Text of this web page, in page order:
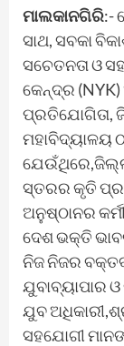
ମାଲକାନଗିରି:-
ସାଥ, ସବକା
ସଚେତନତା ଓ
କେନ୍ଦ୍ର
ପ୍ରତିଯୋଗିତା,
ମହାବିଦ୍ୟାଳୟ
ସ୍ତରର କୃତି
ଅନୁଷ୍ଠାନର
ଦେଶ ଭକ୍ତି
ନିଜ ନିଜର
ଯୁବାବ୍ୟାପାର
ଯୁବ
ସହଯୋଗୀ